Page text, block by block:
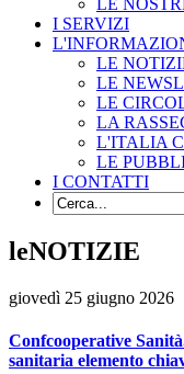
LE
I SERVIZI
LE
LE
LE
LA
L'ITALIA
LE
I CONTATTI
leNOTIZIE
giovedì 25 giugno 2026
Confcooperative
sanitaria elemento